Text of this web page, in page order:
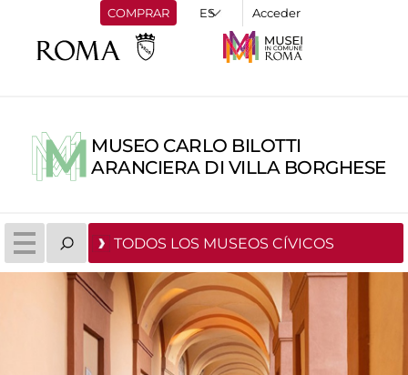
COMPRAR Acceder
MUSEO CARLO BILOTTI
ARANCIERA DI VILLA BORGHESE
TODOS LOS MUSEOS CÍVICOS